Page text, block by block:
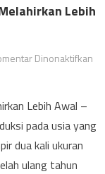
Lebih
Dinonaktifkan
Lebih Awal –
pada usia yang
dua kali ukuran
ulang tahun